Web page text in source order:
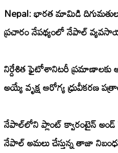
Nepal:భారత మామిడి
ప్రచారం నేపథ్యంలో నేపాల్
నిర్దేశిత ఫైటోశానిటరీ ప్రమాణాలకు
అయ్యే వృక్ష ఆరోగ్య ధ్రువీకరణ
నేపాల్‌లోని ప్లాంట్ క్వారంటైన్
నేపాల్ అమలు చేస్తున్న తాజా